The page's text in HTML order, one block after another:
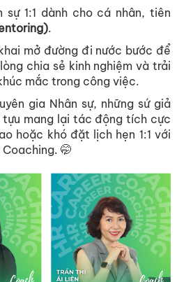
sự 1:1 dành cho cá nhân, tiên
.
mở đường đi nước bước để
chia sẻ kinh nghiệm và trải
mắc trong công việc.
gia Nhân sự, những sứ giả
tựu mang lại tác động tích cực
hoặc khó đặt lịch hẹn 1:1 với
🤭